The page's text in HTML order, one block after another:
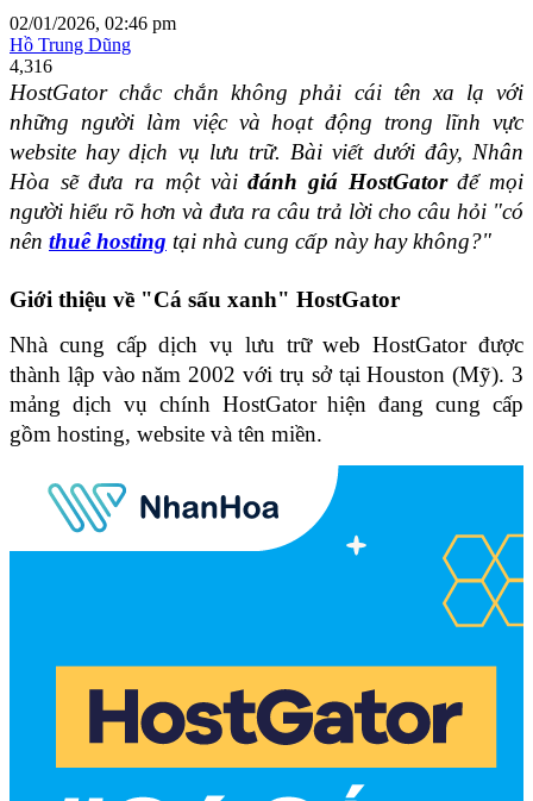
02/01/2026, 02:46 pm
Hồ Trung Dũng
4,316
HostGator chắc chắn không phải cái tên xa lạ với
những người làm việc và hoạt động trong lĩnh vực
website hay dịch vụ lưu trữ. Bài viết dưới đây, Nhân
Hòa sẽ đưa ra một vài đánh giá HostGator để mọi
người hiểu rõ hơn và đưa ra câu trả lời cho câu hỏi "có
nên thuê hosting tại nhà cung cấp này hay không?"
Giới thiệu về "Cá sấu xanh" HostGator
Nhà cung cấp dịch vụ lưu trữ web HostGator được
thành lập vào năm 2002 với trụ sở tại Houston (Mỹ). 3
mảng dịch vụ chính HostGator hiện đang cung cấp
gồm hosting, website và tên miền.